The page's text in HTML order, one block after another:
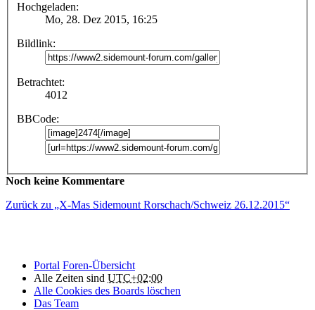
Hochgeladen:
Mo, 28. Dez 2015, 16:25
Bildlink:
Betrachtet:
4012
BBCode:
Noch keine Kommentare
Zurück zu „X-Mas Sidemount Rorschach/Schweiz 26.12.2015“
Portal Foren-Übersicht
Alle Zeiten sind UTC+02:00
Alle Cookies des Boards löschen
Das Team